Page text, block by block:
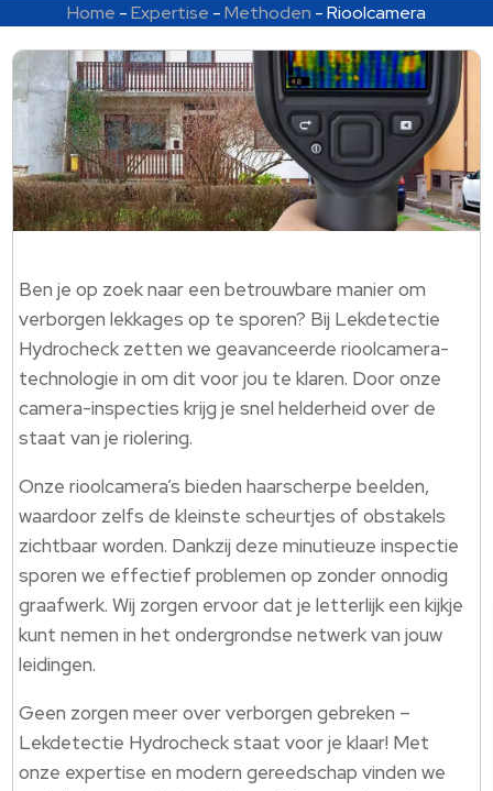
Home -Expertise -Methoden -Rioolcamera
Ben je op zoek naar een betrouwbare manier om
verborgen lekkages op te sporen? Bij Lekdetectie
Hydrocheck zetten we geavanceerde rioolcamera-
technologie in om dit voor jou te klaren. Door onze
camera-inspecties krijg je snel helderheid over de
staat van je riolering.
Onze rioolcamera’s bieden haarscherpe beelden,
waardoor zelfs de kleinste scheurtjes of obstakels
zichtbaar worden. Dankzij deze minutieuze inspectie
sporen we effectief problemen op zonder onnodig
graafwerk. Wij zorgen ervoor dat je letterlijk een kijkje
kunt nemen in het ondergrondse netwerk van jouw
leidingen.
Geen zorgen meer over verborgen gebreken –
Lekdetectie Hydrocheck staat voor je klaar! Met
onze expertise en modern gereedschap vinden we